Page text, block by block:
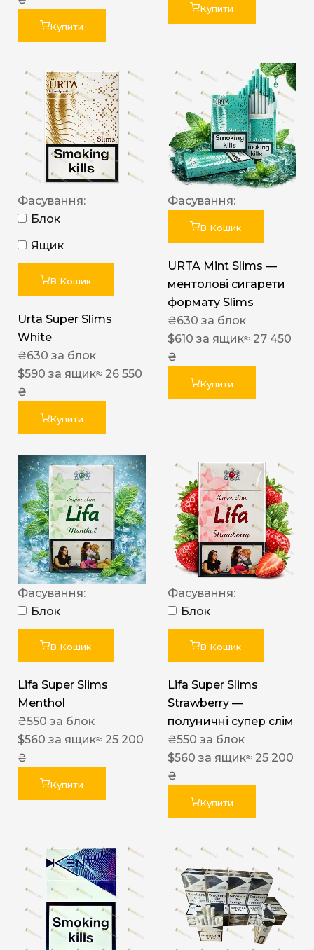
Купити
Купити
Фасування:
Блок
Ящик
В Кошик
Urta Super Slims
White
₴630 за блок
$590 за ящик≈ 26 550
₴
Купити
Фасування:
В Кошик
URTA Mint Slims —
ментолові сигарети
формату Slims
₴630 за блок
$610 за ящик≈ 27 450
₴
Купити
Фасування:
Блок
В Кошик
Lifa Super Slims
Menthol
₴550 за блок
$560 за ящик≈ 25 200
₴
Купити
Фасування:
Блок
В Кошик
Lifa Super Slims
Strawberry —
полуничні супер слім
₴550 за блок
$560 за ящик≈ 25 200
₴
Купити